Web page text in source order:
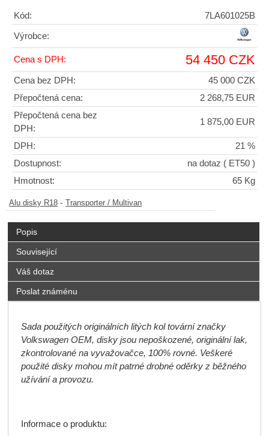
Kód: 7LA601025B
Výrobce:
Cena s DPH: 54 450 CZK
Cena bez DPH:
45 000 CZK
Přepočtená cena:
2 268,75 EUR
Přepočtená cena bez
DPH:
1 875,00 EUR
DPH:
21 %
Dostupnost:
na dotaz ( ET50 )
Hmotnost:
65 Kg
Alu disky R18 - Transporter / Multivan
Popis
Související
Váš dotaz
Poslat známénu
Sada použitých originálních litých kol tovární značky
Volkswagen OEM, disky jsou nepoškozené, originální lak,
zkontrolované na vyvažovačce, 100% rovné. Veškeré
použité disky mohou mít patrné drobné oděrky z běžného
užívání a provozu.
Informace o produktu: